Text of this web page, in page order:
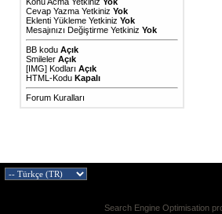
Cevap Yazma Yetkiniz Yok
Eklenti Yükleme Yetkiniz Yok
Mesajınızı Değiştirme Yetkiniz Yok
BB kodu Açık
Smileler Açık
[IMG] Kodları Açık
HTML-Kodu Kapalı
Forum Kuralları
Search Engine Optimisation